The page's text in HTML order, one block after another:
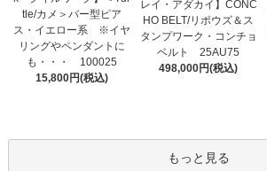
tle/カメ＞バー型ピア
ス・イエロー系 ※イヤ
リングやペンダントに
も・・・ 100025
15,800円(税込)
レイ・アダカイ】CONC
HO BELT/リポウズ＆ス
タンプワーク・コンチョ
ベルト 25AU75
498,000円(税込)
もっと見る